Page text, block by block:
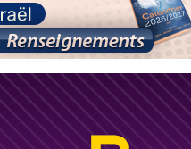
jours de vacances aux Orphelins